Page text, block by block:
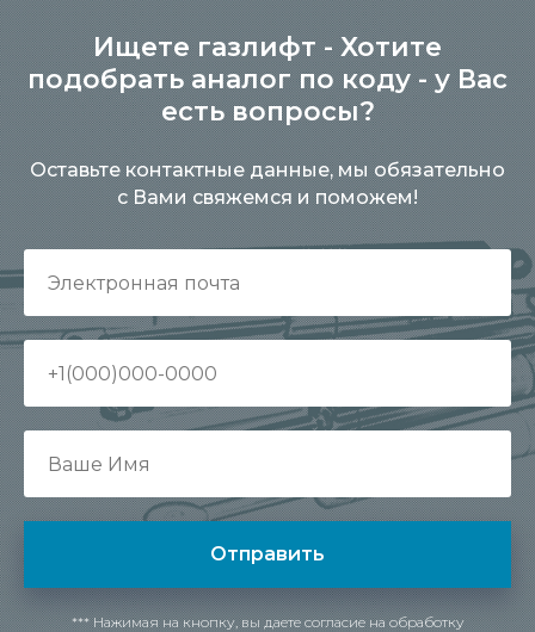
Ищете газлифт - Хотите
подобрать аналог по коду - у Вас
есть вопросы?
Оставьте контактные данные, мы обязательно
с Вами свяжемся и поможем!
Отправить
*** Нажимая на кнопку, вы даете согласие на обработку